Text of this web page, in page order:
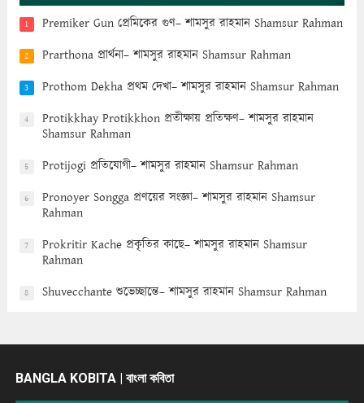
1 Premiker Gun প্রেমিকের গুণ– শামসুর রাহমান Shamsur Rahman
2 Prarthona প্রার্থনা– শামসুর রাহমান Shamsur Rahman
3 Prothom Dekha প্রথম দেখা– শামসুর রাহমান Shamsur Rahman
4
Protikkhay Protikkhon প্রতীক্ষায় প্রতিক্ষণ– শামসুর রাহমান
Shamsur Rahman
5 Protijogi প্রতিযোগী– শামসুর রাহমান Shamsur Rahman
6
Pronoyer Songga প্রণয়ের সংজ্ঞা– শামসুর রাহমান Shamsur
Rahman
7
Prokritir Kache প্রকৃতির কাছে– শামসুর রাহমান Shamsur
Rahman
8 Shuvecchante শুভেচ্ছান্তে– শামসুর রাহমান Shamsur Rahman
BANGLA KOBITA | বাংলা কবিতা